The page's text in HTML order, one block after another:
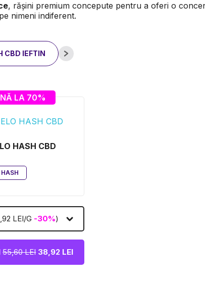
, rășini premium concepute pentru a oferi o
nimeni indiferent.
CBD IEFTIN
LA 70%
HASH CBD
HASH
LEI/G -30%)
55,60 LEI38,92 LEI